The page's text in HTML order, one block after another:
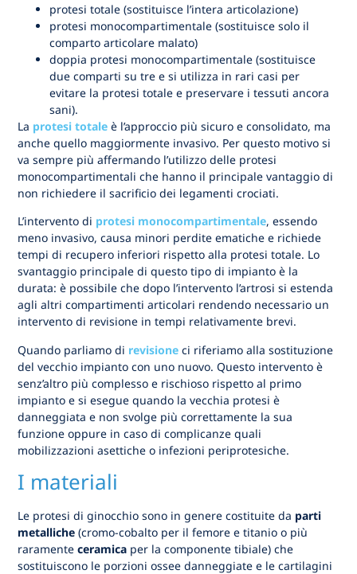
protesi totale (sostituisce l’intera articolazione)
protesi monocompartimentale (sostituisce solo il
comparto articolare malato)
doppia protesi monocompartimentale (sostituisce
due comparti su tre e si utilizza in rari casi per
evitare la protesi totale e preservare i tessuti ancora
sani).
La protesi totale è l’approccio più sicuro e consolidato, ma
anche quello maggiormente invasivo. Per questo motivo si
va sempre più affermando l’utilizzo delle protesi
monocompartimentali che hanno il principale vantaggio di
non richiedere il sacrificio dei legamenti crociati.
L’intervento di protesi monocompartimentale, essendo
meno invasivo, causa minori perdite ematiche e richiede
tempi di recupero inferiori rispetto alla protesi totale. Lo
svantaggio principale di questo tipo di impianto è la
durata: è possibile che dopo l’intervento l’artrosi si estenda
agli altri compartimenti articolari rendendo necessario un
intervento di revisione in tempi relativamente brevi.
Quando parliamo di revisione ci riferiamo alla sostituzione
del vecchio impianto con uno nuovo. Questo intervento è
senz’altro più complesso e rischioso rispetto al primo
impianto e si esegue quando la vecchia protesi è
danneggiata e non svolge più correttamente la sua
funzione oppure in caso di complicanze quali
mobilizzazioni asettiche o infezioni periprotesiche.
I materiali
Le protesi di ginocchio sono in genere costituite da parti
metalliche (cromo-cobalto per il femore e titanio o più
raramenteceramica per la componente tibiale) che
sostituiscono le porzioni ossee danneggiate e le cartilagini